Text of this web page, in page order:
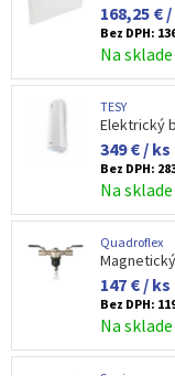
168,25 €
Bez DPH:
Na sklade
TESY
Elektrický
349 € / ks
Bez DPH:
Na sklade
Quadroflex
147 € / ks
Bez DPH:
Na sklade